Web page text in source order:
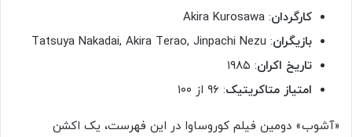
کارگردان: Akira Kurosawa
بازیگران: Tatsuya Nakadai, Akira Terao, Jinpachi Nezu
تاریخ اکران: ۱۹۸۵
امتیاز متاکریتیک: ۹۶ از ۱۰۰
«آشوب» دومین فیلم کوروساوا در این فهرست، یک اکشن